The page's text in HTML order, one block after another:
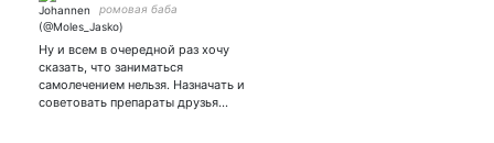
ромовая баба
Ну и всем в очередной раз хочу
сказать, что заниматься
самолечением нельзя. Назначать и
советовать препараты друзья…